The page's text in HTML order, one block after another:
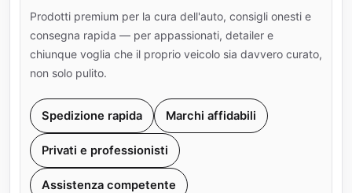
Prodotti premium per la cura dell'auto, consigli onesti e
consegna rapida — per appassionati, detailer e
chiunque voglia che il proprio veicolo sia davvero curato,
non solo pulito.
Spedizione rapida Marchi affidabili
Privati e professionisti
Assistenza competente